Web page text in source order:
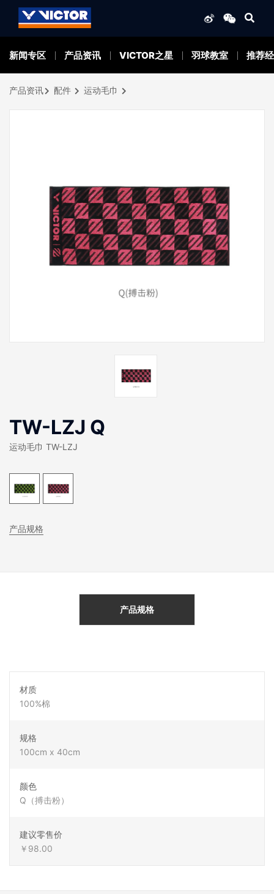
新闻专区 产品资讯 VICTOR之星 羽球教室 推荐
产品资讯 配件 运动毛巾
TW-LZJ Q
运动毛巾 TW-LZJ
产品规格
产品规格
材质
100%棉
规格
100cm x 40cm
颜色
Q（搏击粉）
建议零售价
￥98.00